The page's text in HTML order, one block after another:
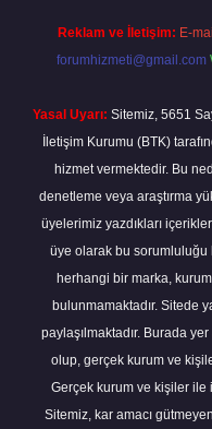
Reklam ve İletişim: E-
forumhizmeti@gmail.com
Yasal Uyarı: Sitemiz, 5651
İletişim Kurumu (BTK)
hizmet vermektedir. Bu
denetleme veya araştırma
üyelerimiz yazdıkları
üye olarak bu sorumluluğu
herhangi bir marka,
bulunmamaktadır. Sitede
paylaşılmaktadır. Burada
olup, gerçek kurum ve
Gerçek kurum ve kişiler
Sitemiz, kar amacı